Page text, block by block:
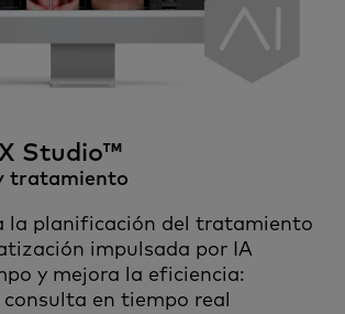
Studio™
tratamiento
la planificación del tratamiento
impulsada por IA
y mejora la eficiencia:
en tiempo real